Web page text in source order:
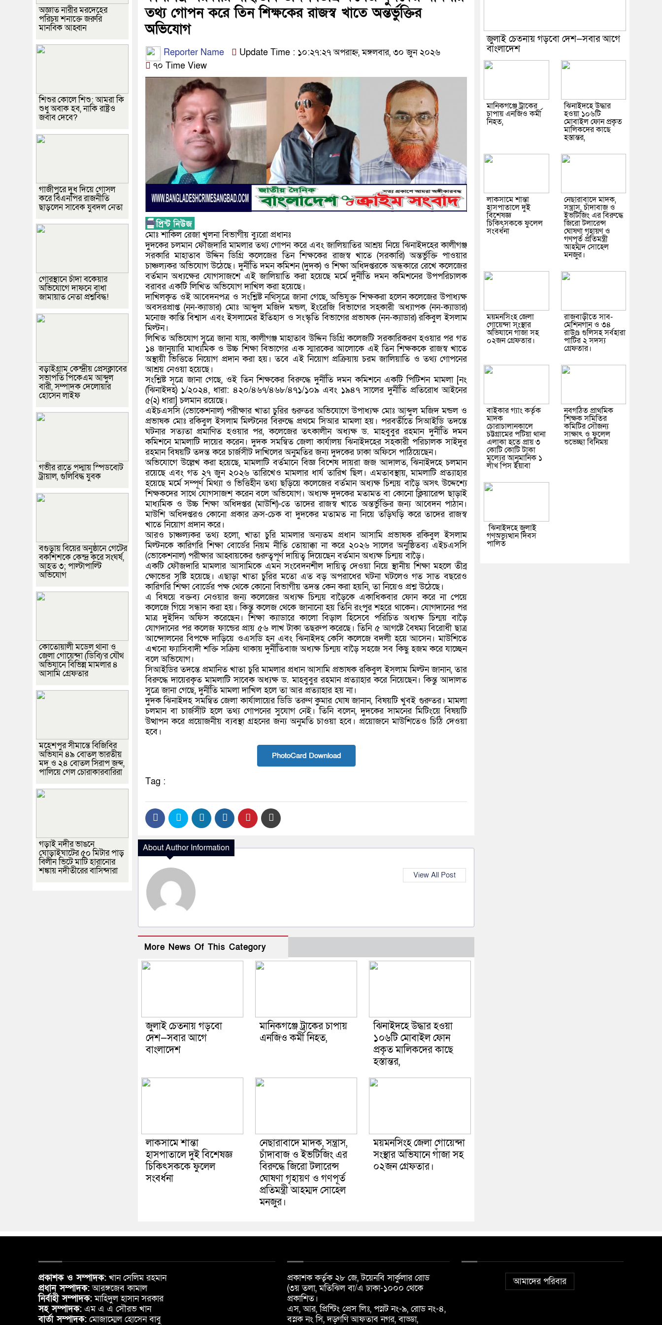
তথ্য গোপন করে তিন শিক্ষকের রাজস্ব খাতে অন্তর্ভুক্তির
অভিযোগ
Reporter Name
Update Time : ১০:২৭:২৭ অপরাহ্ন, মঙ্গলবার, ৩০ জুন ২০২৬
৭০ Time View
মোঃ শাকিল রেজা খুলনা বিভাগীয় ব্যুরো প্রধানঃ
দুদকের চলমান ফৌজদারি মামলার তথ্য গোপন করে এবং জালিয়াতির আশ্রয় নিয়ে ঝিনাইদহের কালীগঞ্জ
সরকারি মাহাতাব উদ্দিন ডিগ্রি কলেজের তিন শিক্ষকের রাজস্ব খাতে (সরকারি) অন্তর্ভুক্তি পাওয়ার
চাঞ্চল্যকর অভিযোগ উঠেছে। দুর্নীতি দমন কমিশন (দুদক) ও শিক্ষা অধিদপ্তরকে অন্ধকারে রেখে কলেজের
বর্তমান অধ্যক্ষের যোগসাজশে এই জালিয়াতি করা হয়েছে মর্মে দুর্নীতি দমন কমিশনের উপপরিচালক
বরাবর একটি লিখিত অভিযোগ দাখিল করা হয়েছে।
দাখিলকৃত ওই আবেদনপত্র ও সংশ্লিষ্ট নথিসূত্রে জানা গেছে, অভিযুক্ত শিক্ষকরা হলেন কলেজের উপাধ্যক্ষ
অবসরপ্রাপ্ত (নন-ক্যাডার) মোঃ আব্দুল মজিদ মন্ডল, ইংরেজি বিভাগের সহকারী অধ্যাপক (নন-ক্যাডার)
মনোজ কান্তি বিশ্বাস এবং ইসলামের ইতিহাস ও সংস্কৃতি বিভাগের প্রভাষক (নন-ক্যাডার) রকিবুল ইসলাম
মিল্টন।
লিখিত অভিযোগ সুত্রে জানা যায়, কালীগঞ্জ মাহাতাব উদ্দিন ডিগ্রি কলেজটি সরকারিকরণ হওয়ার পর গত
১৪ জানুয়ারি মাধ্যমিক ও উচ্চ শিক্ষা বিভাগের এক স্মারকের আলোকে এই তিন শিক্ষককে রাজস্ব খাতে
অস্থায়ী ভিত্তিতে নিয়োগ প্রদান করা হয়। তবে এই নিয়োগ প্রক্রিয়ায় চরম জালিয়াতি ও তথ্য গোপনের
আশ্রয় নেওয়া হয়েছে।
সংশ্লিষ্ট সূত্রে জানা গেছে, ওই তিন শিক্ষকের বিরুদ্ধে দুর্নীতি দমন কমিশনে একটি পিটিশন মামলা [নং
(ঝিনাইদহ) ১/২০২৪, ধারা: ৪২০/৪৬৭/৪৬৮/৪৭১/১০৯ এবং ১৯৪৭ সালের দুর্নীতি প্রতিরোধ আইনের
৫(২) ধারা] চলমান রয়েছে।
এইচএসসি (ভোকেশনাল) পরীক্ষার খাতা চুরির গুরুতর অভিযোগে উপাধ্যক্ষ মোঃ আব্দুল মজিদ মন্ডল ও
প্রভাষক মোঃ রকিবুল ইসলাম মিল্টনের বিরুদ্ধে প্রথমে সিআর মামলা হয়। পরবর্তীতে সিআইডি তদন্তে
ঘটনার সত্যতা প্রমাণিত হওয়ার পর, কলেজের তৎকালীন অধ্যক্ষ ড. মাহবুবুর রহমান দুর্নীতি দমন
কমিশনে মামলাটি দায়ের করেন। দুদক সমন্বিত জেলা কার্যালয় ঝিনাইদহের সহকারী পরিচালক সাইদুর
রহমান বিষয়টি তদন্ত করে চার্জসীট দাখিলের অনুমতির জন্য দুদকের ঢাকা অফিসে পাঠিয়েছেন।
অভিযোগে উল্লেখ করা হয়েছে, মামলাটি বর্তমানে বিজ্ঞ বিশেষ দায়রা জজ আদালত, ঝিনাইদহে চলমান
রয়েছে এবং গত ২৭ জুন ২০২৬ তারিখেও মামলার ধার্য তারিখ ছিল। এমতাবস্থায়, মামলাটি প্রত্যাহার
হয়েছে মর্মে সম্পূর্ণ মিথ্যা ও ভিত্তিহীন তথ্য ছড়িয়ে কলেজের বর্তমান অধ্যক্ষ চিন্ময় বাড়ৈ অসৎ উদ্দেশ্যে
শিক্ষকদের সাথে যোগসাজশ করেন বলে অভিযোগ। অধ্যক্ষ দুদকের মতামত বা কোনো ক্লিয়ারেন্স ছাড়াই
মাধ্যমিক ও উচ্চ শিক্ষা অধিদপ্তর (মাউশি)-তে তাদের রাজস্ব খাতে অন্তর্ভুক্তির জন্য আবেদন পাঠান।
মাউশি অধিদপ্তরও কোনো প্রকার ক্রস-চেক বা দুদকের মতামত না নিয়ে তড়িঘড়ি করে তাদের রাজস্ব
খাতে নিয়োগ প্রদান করে।
আরও চাঞ্চল্যকর তথ্য হলো, খাতা চুরি মামলার অন্যতম প্রধান আসামি প্রভাষক রকিবুল ইসলাম
মিল্টনকে কারিগরি শিক্ষা বোর্ডের নিয়ম নীতি তোয়াক্কা না করে ২০২৬ সালের অনুষ্ঠিতব্য এইচএসসি
(ভোকেশনাল) পরীক্ষার আহ্বায়কের গুরুত্বপূর্ণ দায়িত্ব দিয়েছেন বর্তমান অধ্যক্ষ চিন্ময় বাড়ৈ।
একটি ফৌজদারি মামলার আসামিকে এমন সংবেদনশীল দায়িত্ব দেওয়া নিয়ে স্থানীয় শিক্ষা মহলে তীব্র
ক্ষোভের সৃষ্টি হয়েছে। এছাড়া খাতা চুরির মতো এত বড় অপরাধের ঘটনা ঘটলেও গত সাত বছরেও
কারিগরি শিক্ষা বোর্ডের পক্ষ থেকে কোনো বিভাগীয় তদন্ত কেন করা হয়নি, তা নিয়েও প্রশ্ন উঠেছে।
এ বিষয়ে বক্তব্য নেওয়ার জন্য কলেজের অধ্যক্ষ চিন্ময় বাড়ৈকে একাধিকবার ফোন করে না পেয়ে
কলেজে গিয়ে সন্ধান করা হয়। কিন্তু কলেজ থেকে জানানো হয় তিনি রংপুর শহরে থাকেন। যোগদানের পর
মাত্র দুইদিন অফিস করেছেন। শিক্ষা ক্যাডারে কালো বিড়াল হিসেবে পরিচিত অধ্যক্ষ চিন্ময় বাড়ৈ
যোগদানের পর কলেজ ফান্ডের প্রায় ৫৬ লাখ টাকা তছরুপ করেছে। তিনি ৫ আগষ্টে বৈষম্য বিরোধী ছাত্র
আন্দোলনের বিপক্ষে দাড়িয়ে ওএসডি হন এবং ঝিনাইদহ কেসি কলেজে বদলী হয়ে আসেন। মাউশিতে
এখনো ফ্যাসিবাদী শক্তি সক্রিয় থাকায় দুর্নীতিবাজ অধ্যক্ষ চিন্ময় বাড়ৈ সহজে সব কিছু হজম করে যাচ্ছেন
বলে অভিযোগ।
সিআইডির তদন্তে প্রমানিত খাতা চুরি মামলার প্রধান আসামি প্রভাষক রকিবুল ইসলাম মিল্টন জানান, তার
বিরুদ্ধে দায়েরকৃত মামলাটি সাবেক অধ্যক্ষ ড. মাহবুবুর রহমান প্রত্যাহার করে নিয়েছেন। কিন্তু আদালত
সুত্রে জানা গেছে, দুর্নীতি মামলা দাখিল হলে তা আর প্রত্যাহার হয় না।
দুদক ঝিনাইদহ সমন্বিত জেলা কার্যালায়ের ডিডি তরুণ কুমার ঘোষ জানান, বিষয়টি খুবই গুরুতর। মামলা
চলমান বা চার্জসীট হলে তথ্য গোপনের সুযোগ নেই। তিনি বলেন, দুদকের সামনের মিটিংয়ে বিষয়টি
উত্থাপন করে প্রয়োজনীয় ব্যবস্থা গ্রহনের জন্য অনুমতি চাওয়া হবে। প্রয়োজনে মাউশিতেও চিঠি দেওয়া
হবে।
PhotoCard Download
Tag :
About Author Information
View All Post
More News Of This Category
জুলাই চেতনায় গড়বো
দেশ—সবার আগে
বাংলাদেশ
মানিকগঞ্জে ট্রাকের চাপায়
এনজিও কর্মী নিহত,
ঝিনাইদহে উদ্ধার হওয়া
১০৬টি মোবাইল ফোন
প্রকৃত মালিকদের কাছে
হস্তান্তর,
লাকসামে শান্তা
হাসপাতালে দুই বিশেষজ্ঞ
চিকিৎসককে ফুলেল
সংবর্ধনা
নেছারাবাদে মাদক, সন্ত্রাস,
চাঁদাবাজ ও ইভটিজিং এর
বিরুদ্ধে জিরো টলারেন্স
ঘোষণা গৃহায়ণ ও গণপূর্ত
প্রতিমন্ত্রী আহম্মদ সোহেল
মনজুর।
ময়মনসিংহ জেলা গোয়েন্দা
সংস্থার অভিযানে গাঁজা সহ
০২জন গ্রেফতার।
অজ্ঞাত নারীর মরদেহের
পরিচয় শনাক্তে জরুরি
মানবিক আহ্বান
শিশুর কোলে শিশু: আমরা কি
শুধু অবাক হব, নাকি রাষ্ট্রও
জবাব দেবে?
গাজীপুরে দুধ দিয়ে গোসল
করে বিএনপির রাজনীতি
ছাড়লেন সাবেক যুবদল নেতা
গোরস্থানে চাঁদা বকেয়ার
অভিযোগে দাফনে বাধা
জামায়াত নেতা প্রশ্নবিদ্ধ!
বড়াইগ্রাম কেন্দ্রীয় প্রেসক্লাবের
সভাপতি পিকেএম আব্দুল
বারী, সম্পাদক দেলোয়ার
হোসেন লাইফ
গভীর রাতে পদ্মায় স্পিডবোট
ট্রায়াল, গুলিবিদ্ধ যুবক
বগুড়ায় বিয়ের অনুষ্ঠানে গেটের
বকশিশকে কেন্দ্র করে সংঘর্ষ,
আহত ৩; পাল্টাপাল্টি
অভিযোগ
কোতোয়ালী মডেল থানা ও
জেলা গোয়েন্দা (ডিবি)’র যৌথ
অভিযানে বিভিন্ন মামলার ৪
আসামি গ্রেফতার
মহেশপুর সীমান্তে বিজিবির
অভিযান ৪৯ বোতল ভারতীয়
মদ ও ২৪ বোতল সিরাপ জব্দ,
পালিয়ে গেল চোরাকারবারিরা
গড়াই নদীর ভাঙনে
ঘোড়াইঘাটের ৫০ মিটার পাড়
বিলীন ভিটে মাটি হারানোর
শঙ্কায় নদীতীরের বাসিন্দারা
জুলাই চেতনায় গড়বো দেশ—সবার আগে
বাংলাদেশ
মানিকগঞ্জে ট্রাকের
চাপায় এনজিও কর্মী
নিহত,
ঝিনাইদহে উদ্ধার
হওয়া ১০৬টি
মোবাইল ফোন প্রকৃত
মালিকদের কাছে
হস্তান্তর,
লাকসামে শান্তা
হাসপাতালে দুই
বিশেষজ্ঞ
চিকিৎসককে ফুলেল
সংবর্ধনা
নেছারাবাদে মাদক,
সন্ত্রাস, চাঁদাবাজ ও
ইভটিজিং এর বিরুদ্ধে
জিরো টলারেন্স
ঘোষণা গৃহায়ণ ও
গণপূর্ত প্রতিমন্ত্রী
আহম্মদ সোহেল
মনজুর।
ময়মনসিংহ জেলা
গোয়েন্দা সংস্থার
অভিযানে গাঁজা সহ
০২জন গ্রেফতার।
রাজবাড়ীতে সাব-
মেশিনগান ও ৩৪
রাউণ্ড গুলিসহ সর্বহারা
পার্টির ২ সদস্য
গ্রেফতার।
বাইকার গ্যাং কর্তৃক
মাদক
চোরাচালানকালে
চট্টগ্রামের পটিয়া থানা
এলাকা হতে প্রায় ৩
কোটি কোটি টাকা
মূল্যের আনুমানিক ১
লাখ পিস ইয়াবা
নবগঠিত প্রাথমিক
শিক্ষক সমিতির
কমিটির সৌজন্য
সাক্ষাৎ ও ফুলেল
শুভেচ্ছা বিনিময়
ঝিনাইদহে জুলাই
গণঅভ্যুত্থান দিবস
পালিত
প্রকাশক ও সম্পাদক: খান সেলিম রহমান
প্রধান সম্পাদক:আরঙ্গজেব কামাল
নির্বাহী সম্পাদক:মাহিদুল হাসান সরকার
সহ সম্পাদক: এম এ এ সৌরভ খান
বার্তা সম্পাদক: মোজাম্মেল হোসেন বাবু
প্রকাশক কর্তৃক ২৮ জে, টয়েনবি সার্কুলার রোড
(৩য় তলা, মতিঝিল বা/এ ঢাকা-১০০০ থেকে
প্রকাশিত।
এস, আর, প্রিন্টিং প্রেস লিঃ, পস্নট নং-৯, রোড নং-৪,
বস্নক নং সি, দড়্গণি আফতাব নগর, বাড্ডা,
আমাদের পরিবার